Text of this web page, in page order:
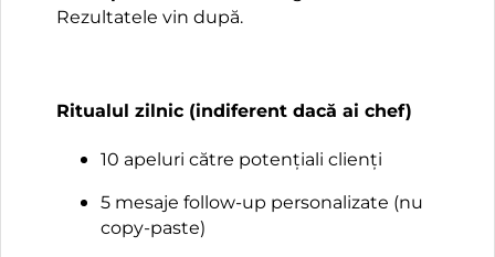
Rezultatele vin după.
Ritualul zilnic (indiferent dacă ai chef)
10 apeluri către potențiali clienți
5 mesaje follow-up personalizate (nu
copy-paste)